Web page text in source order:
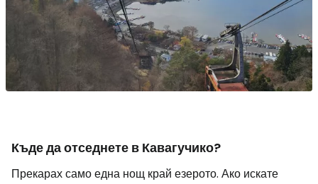
Къде да отседнете в Кавагучико?
Прекарах само една нощ край езерото. Ако искате